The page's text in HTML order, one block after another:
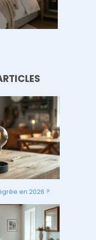
en 2026 ?